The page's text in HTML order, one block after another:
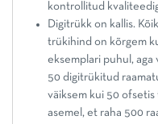
kontrollitud
Digitrükk on kallis.
trükihind on kõrgem
eksemplari puhul,
50 digitrükitud
väiksem kui 50
asemel, et raha 500